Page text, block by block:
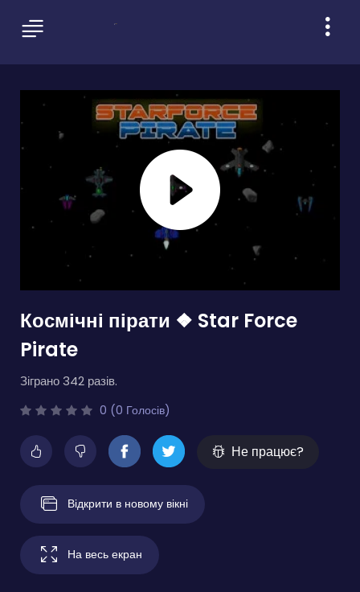
Космічні пірати ❖ Star Force
Pirate
Зіграно 342 разів.
0 (0 Голосів)
Не працює?
Відкрити в новому вікні
На весь екран